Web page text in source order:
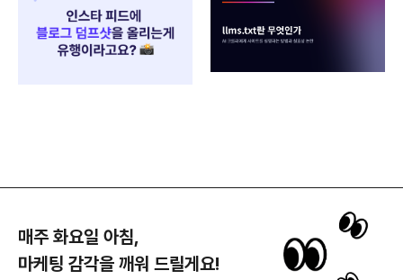
매주 화요일 아침,
마케팅 감각을 깨워 드릴게요!